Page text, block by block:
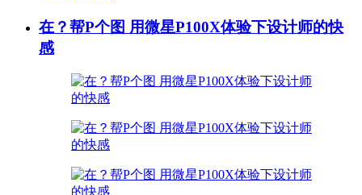
在？帮P个图 用微星P100X体验下设计师的快
感